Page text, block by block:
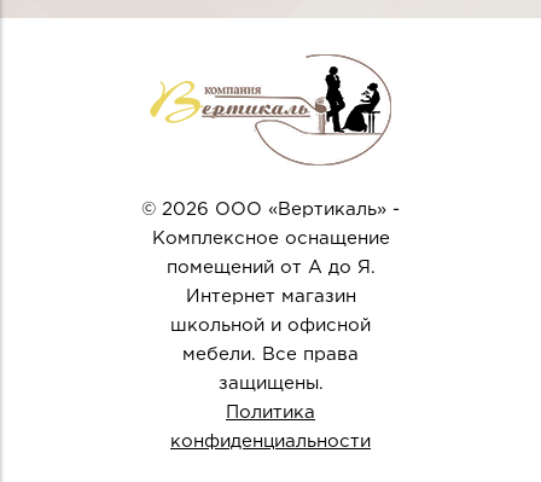
© 2026 ООО «Вертикаль» -
Комплексное оснащение
помещений от А до Я.
Интернет магазин
школьной и офисной
мебели. Все права
защищены.
Политика
конфиденциальности